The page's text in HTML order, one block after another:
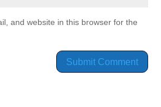
and website in this browser for the